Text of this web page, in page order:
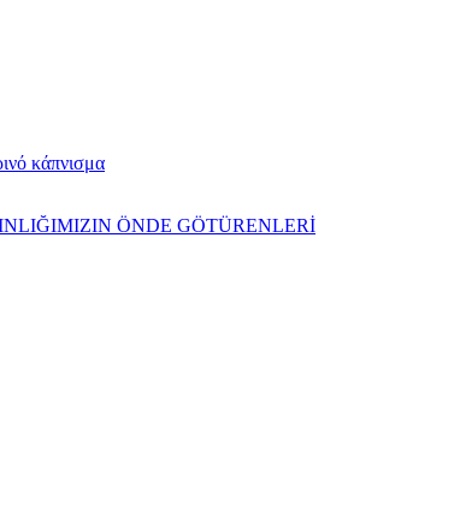
κάπνισμα
ÖNDE GÖTÜRENLERİ